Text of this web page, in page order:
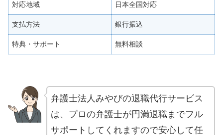
対応地域 日本全国対応
支払方法 銀行振込
特典・サポート 無料相談
弁護士法人みやびの退職代行サービス
は、プロの弁護士が円満退職までフル
サポートしてくれますので安心して任